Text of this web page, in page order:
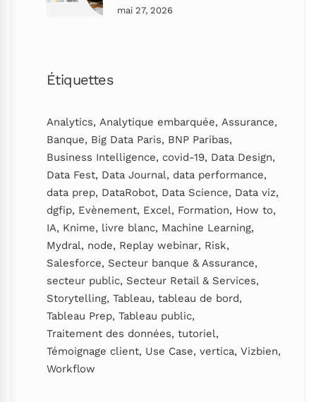
mai 27, 2026
Étiquettes
Analytics, Analytique embarquée, Assurance,
Banque, Big Data Paris, BNP Paribas,
Business Intelligence, covid-19, Data Design,
Data Fest, Data Journal, data performance,
data prep, DataRobot, Data Science, Data viz,
dgfip, Evènement, Excel, Formation, How to,
IA, Knime, livre blanc, Machine Learning,
Mydral, node, Replay webinar, Risk,
Salesforce, Secteur banque & Assurance,
secteur public, Secteur Retail & Services,
Storytelling, Tableau, tableau de bord,
Tableau Prep, Tableau public,
Traitement des données, tutoriel,
Témoignage client, Use Case, vertica, Vizbien,
Workflow